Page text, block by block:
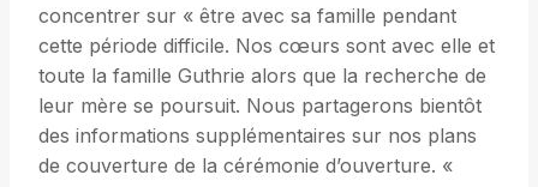
concentrer sur « être avec sa famille pendant
cette période difficile. Nos cœurs sont avec elle et
toute la famille Guthrie alors que la recherche de
leur mère se poursuit. Nous partagerons bientôt
des informations supplémentaires sur nos plans
de couverture de la cérémonie d’ouverture. «